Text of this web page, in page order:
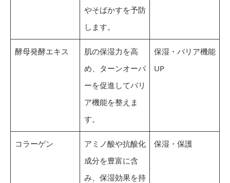
やそばかすを予防
します。
酵母発酵エキス
肌の保湿力を高
め、ターンオーバ
ーを促進してバリ
ア機能を整えま
す。
保湿・バリア機能
UP
コラーゲン
アミノ酸や抗酸化
成分を豊富に含
み、保湿効果を持
保湿・保護